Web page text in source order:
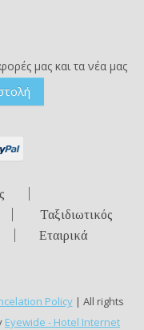
μας και τα νέα μας
Ταξιδιωτικός
Εταιρικά
Policy| All rights
Eyewide - Hotel Internet